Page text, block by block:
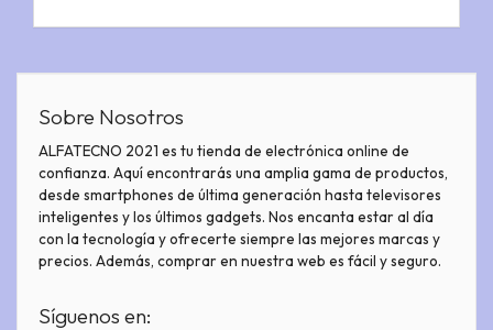
Sobre Nosotros
ALFATECNO 2021 es tu tienda de electrónica online de
confianza. Aquí encontrarás una amplia gama de productos,
desde smartphones de última generación hasta televisores
inteligentes y los últimos gadgets. Nos encanta estar al día
con la tecnología y ofrecerte siempre las mejores marcas y
precios. Además, comprar en nuestra web es fácil y seguro.
Síguenos en: